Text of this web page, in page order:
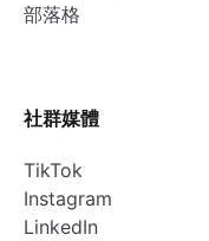
部落格
社群媒體
TikTok
Instagram
LinkedIn